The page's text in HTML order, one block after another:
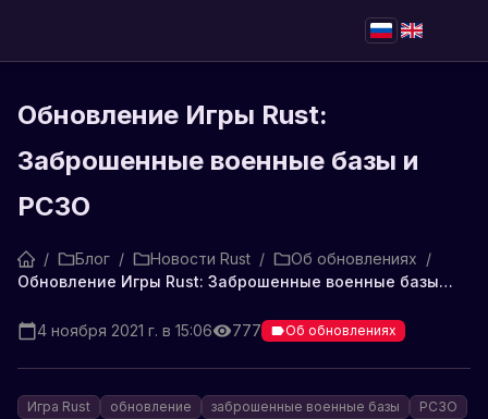
Обновление Игры Rust:
Заброшенные военные базы и
РСЗО
/ Блог / Новости Rust / Об обновлениях /
Обновление Игры Rust: Заброшенные военные базы и РСЗО
4 ноября 2021 г. в 15:06 777 Об обновлениях
Игра Rust обновление заброшенные военные базы
РСЗО